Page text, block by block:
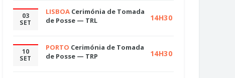
03
SET
LISBOA Cerimónia de Tomada
de Posse — TRL
14H30
10
SET
PORTO Cerimónia de Tomada
de Posse — TRP
14H30